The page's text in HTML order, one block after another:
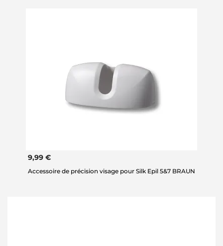
9,99 €
Accessoire de précision visage pour Silk Epil 5&7 BRAUN